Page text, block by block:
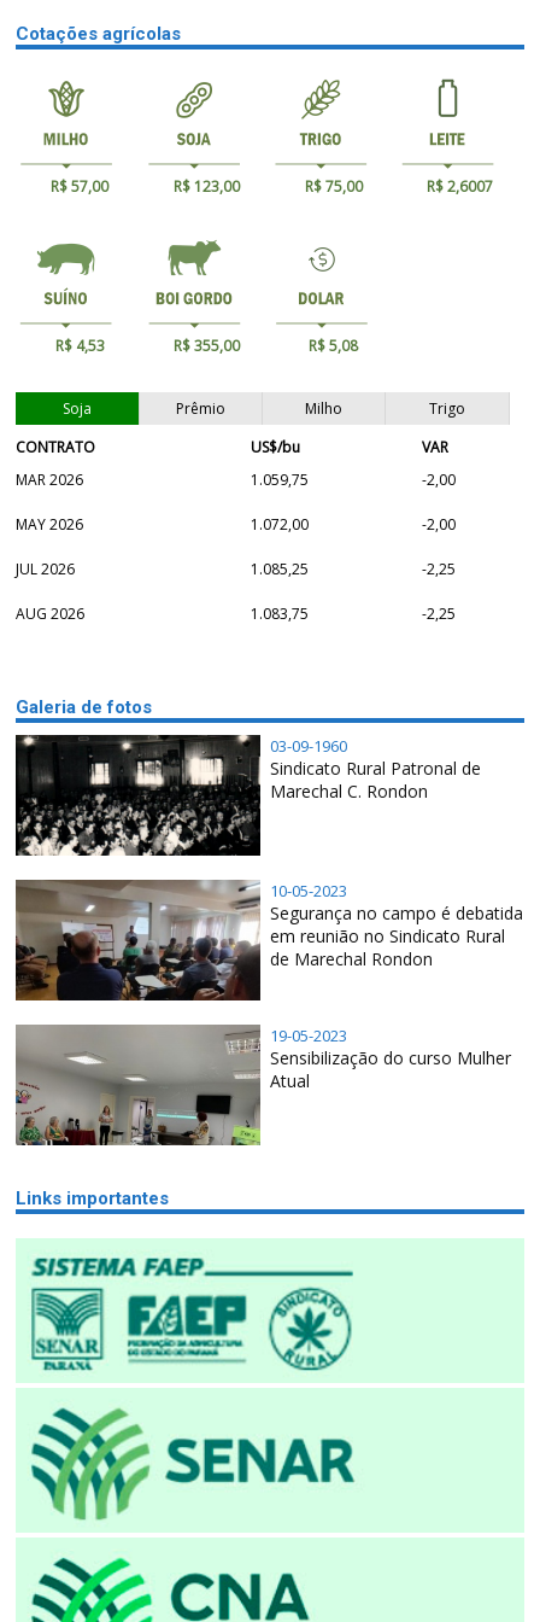
Cotações agrícolas
R$ 57,00 R$ 123,00 R$ 75,00 R$ 2,6007
R$ 4,53 R$ 355,00 R$ 5,08
Soja Prêmio Milho
Trigo
CONTRATO
US$/bu
VAR
MAR 2026
1.059,75 -2,00
MAY 2026 1.072,00 -2,00
JUL 2026 1.085,25 -2,25
AUG 2026 1.083,75 -2,25
Galeria de fotos
03-09-1960
Sindicato Rural Patronal de
Marechal C. Rondon
10-05-2023
Segurança no campo é debatida
em reunião no Sindicato Rural
de Marechal Rondon
19-05-2023
Sensibilização do curso Mulher
Atual
Links importantes